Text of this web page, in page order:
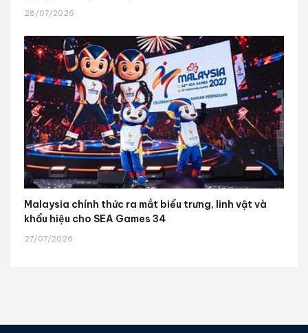
28/07/2026
Malaysia chính thức ra mắt biểu trưng, linh vật và
khẩu hiệu cho SEA Games 34
27/07/2026